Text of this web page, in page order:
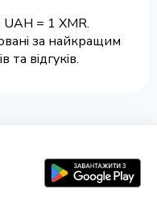
= 1 XMR.
за найкращим
відгуків.